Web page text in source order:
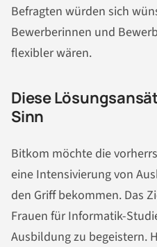
Befragten würden sich
Bewerberinnen und
flexibler wären.
Diese
Sinn
Bitkom möchte die
eine Intensivierung von
den Griff bekommen. Das
Frauen für Informatik-
Ausbildung zu begeistern.